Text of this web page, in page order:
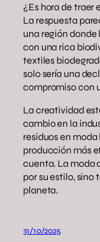
¿Es hora de traer
La respuesta
una región
con una rica
textiles
solo sería una
compromiso con
La creatividad
cambio en la
residuos en
producción más
cuenta. La moda
por su estilo, sino
planeta.
31/10/2025